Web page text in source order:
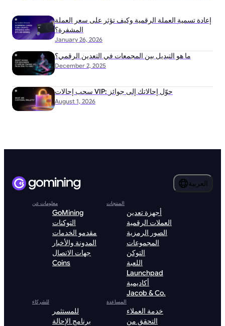
January 26, 2026
إعادة تسمية العملة الرقمية وكيف تؤثر على سعر العملة
المشفرة؟
December 2, 2025
ما هو التبديل بين المجمعات في التعدين الرقمي؟
August 1, 2026
سحب إحالات VIP: حوّل إحالاتك إلى جوائز
العربية
معلومات عن
GoMining
التوكنات
مقدمو الخدمات
المدونة والأخبار
جهات الاتصال
Coins
المنتجات
أجهزة تعدين
العملات الرقمية
الصور الرمزية
المجموعات
التوكن
اللعبة
Launchpad
أكاديمية
Jacob & Co.
للشركاء
للمستثمر
برنامج الإحالة
المساعدة
خدمة العملاء
التحقق من